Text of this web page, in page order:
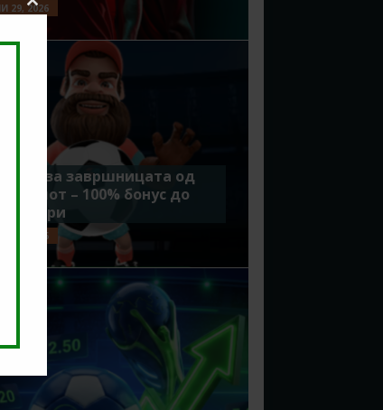
29, 2026
за завршницата од
– 100% бонус до
денари
15, 2026
Close
module